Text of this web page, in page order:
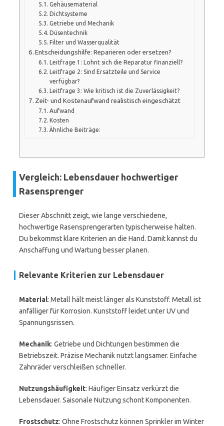
Gehäusematerial
Dichtsysteme
Getriebe und Mechanik
Düsentechnik
Filter und Wasserqualität
Entscheidungshilfe: Reparieren oder ersetzen?
Leitfrage 1: Lohnt sich die Reparatur finanziell?
Leitfrage 2: Sind Ersatzteile und Service
verfügbar?
Leitfrage 3: Wie kritisch ist die Zuverlässigkeit?
Zeit- und Kostenaufwand realistisch eingeschätzt
Aufwand
Kosten
Ähnliche Beiträge:
Vergleich: Lebensdauer hochwertiger
Rasensprenger
Dieser Abschnitt zeigt, wie lange verschiedene,
hochwertige Rasensprengerarten typischerweise halten.
Du bekommst klare Kriterien an die Hand. Damit kannst du
Anschaffung und Wartung besser planen.
Relevante Kriterien zur Lebensdauer
Material: Metall hält meist länger als Kunststoff. Metall ist
anfälliger für Korrosion. Kunststoff leidet unter UV und
Spannungsrissen.
Mechanik: Getriebe und Dichtungen bestimmen die
Betriebszeit. Präzise Mechanik nutzt langsamer. Einfache
Zahnräder verschleißen schneller.
Nutzungshäufigkeit: Häufiger Einsatz verkürzt die
Lebensdauer. Saisonale Nutzung schont Komponenten.
Frostschutz: Ohne Frostschutz können Sprinkler im Winter